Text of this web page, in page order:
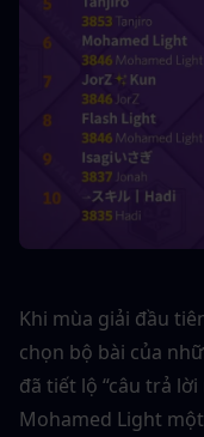
Khi mùa giải đầu
chọn bộ bài của
đã tiết lộ “câu trả
Mohamed Light